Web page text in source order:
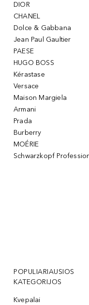
DIOR
CHANEL
Dolce & Gabbana
Jean Paul Gaultier
PAESE
HUGO BOSS
Kérastase
Versace
Maison Margiela
Armani
Prada
Burberry
MOÉRIE
Schwarzkopf
POPULIARIAUSIOS
KATEGORIJOS
Kvepalai